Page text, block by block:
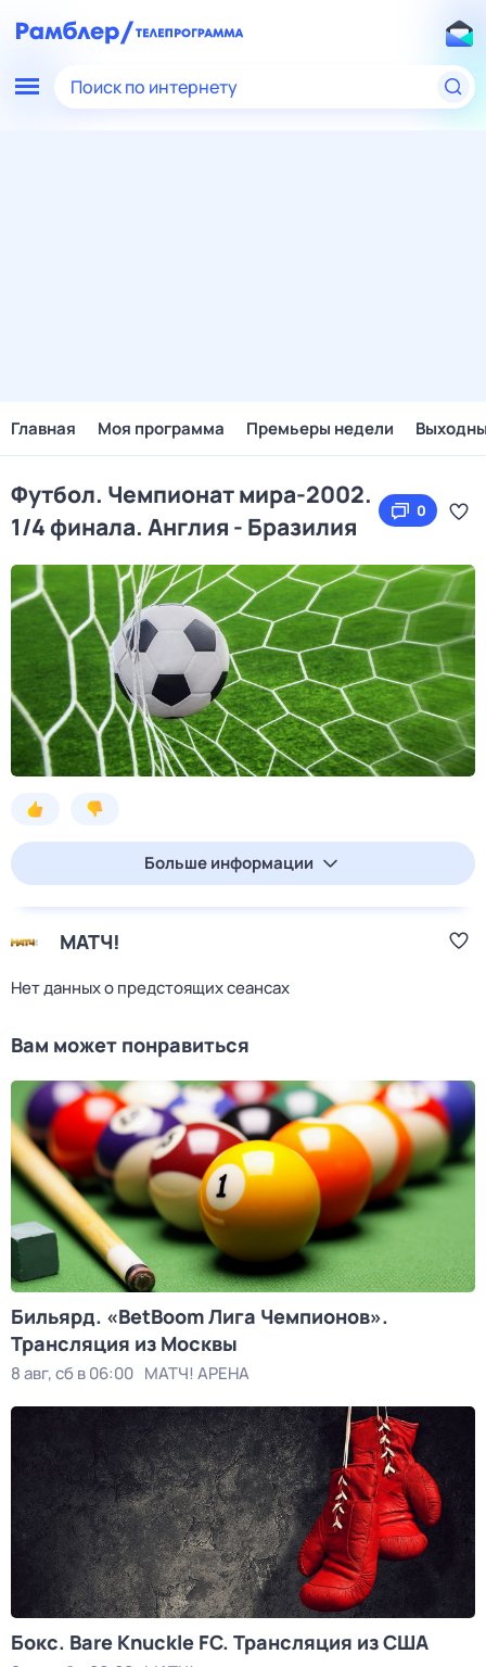
Поиск по интернету
Главная Моя программа Премьеры недели
Футбол. Чемпионат мира-2002.
1/4 финала. Англия - Бразилия
0
Больше информации
МАТЧ!
Нет данных о предстоящих сеансах
Вам может понравиться
Бильярд. «BetBoom Лига Чемпионов».
Трансляция из Москвы
8 авг, сб в 06:00 МАТЧ! АРЕНА
Бокс. Bare Knuckle FC. Трансляция из США